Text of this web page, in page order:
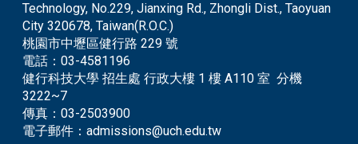
Technology, No.229, Jianxing Rd., Zhongli Dist., Taoyuan
City 320678, Taiwan(R.O.C.)
桃園市中壢區健行路 229 號
電話：03-4581196
健行科技大學 招生處 行政大樓 1 樓 A110 室 分機
3222~7
傳真：03-2503900
電子郵件：admissions@uch.edu.tw